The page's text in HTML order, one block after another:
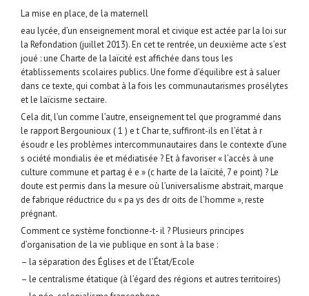
La mise en place, de la maternell
eau lycée, d’un enseignement moral et civique est actée par la loi sur
la Refondation (juillet 2013). En cet te rentrée, un deuxième acte s’est
joué : une Charte de la laïcité est affichée dans tous les
établissements scolaires publics. Une forme d’équilibre est à saluer
dans ce texte, qui combat à la fois les communautarismes prosélytes
et le laïcisme sectaire.
Cela dit, l’un comme l’autre, enseignement tel que programmé dans
le rapport Bergounioux ( 1 ) e t Char te, suffiront-ils en l’état à r
ésoudr e les problèmes intercommunautaires dans le contexte d’une
s ociété mondialis ée et médiatisée ? Et à favoriser « l’accès à une
culture commune et partag é e » (c harte de la laïcité, 7 e point) ? Le
doute est permis dans la mesure où l’universalisme abstrait, marque
de fabrique réductrice du « pa ys des dr oits de l’homme », reste
prégnant.
Comment ce système fonctionne-t- il ? Plusieurs principes
d’organisation de la vie publique en sont à la base :
– la séparation des Églises et de l’État/Ecole
– le centralisme étatique (à l’égard des régions et autres territoires)